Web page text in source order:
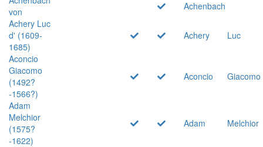
von
Achenbach
Achery Luc
d' (1609-
1685)
Achery
Luc
Aconcio
Giacomo
(1492?
-1566?)
Aconcio Giacomo
Adam
Melchior
(1575?
-1622)
Adam Melchior